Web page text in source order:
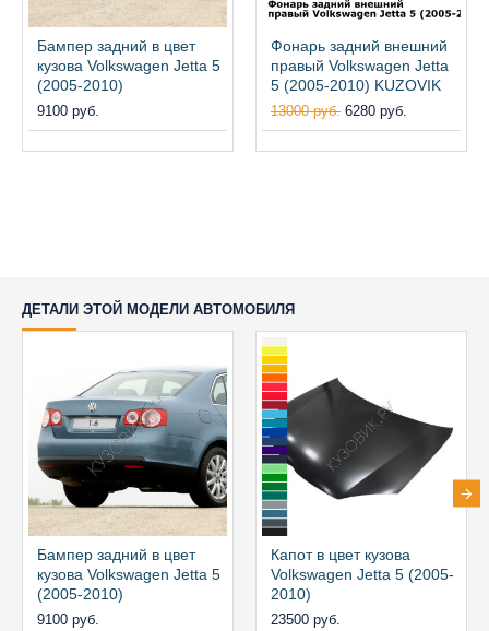
Бампер задний в цвет
кузова Volkswagen Jetta 5
(2005-2010)
9100 руб.
Фонарь задний внешний
правый Volkswagen Jetta
5 (2005-2010) KUZOVIK
13000 руб. 6280 руб.
ДЕТАЛИ ЭТОЙ МОДЕЛИ АВТОМОБИЛЯ
Бампер задний в цвет
кузова Volkswagen Jetta 5
(2005-2010)
9100 руб.
Капот в цвет кузова
Volkswagen Jetta 5 (2005-
2010)
23500 руб.